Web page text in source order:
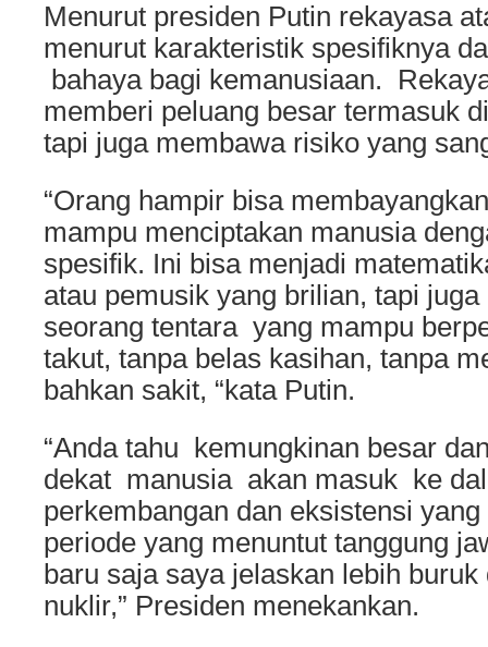
Menurut presiden Putin rekayasa
menurut karakteristik spesifiknya
bahaya bagi kemanusiaan.
memberi peluang besar termasuk
tapi juga membawa risiko yang
“Orang hampir bisa
mampu menciptakan manusia
spesifik. Ini bisa menjadi
atau pemusik yang brilian, tapi
seorang tentara yang mampu
takut, tanpa belas kasihan, tanpa
bahkan sakit, “kata Putin.
“Anda tahu kemungkinan besar
dekat manusia akan masuk ke
perkembangan dan eksistensi
periode yang menuntut tanggung
baru saja saya jelaskan lebih
nuklir,” Presiden menekankan.